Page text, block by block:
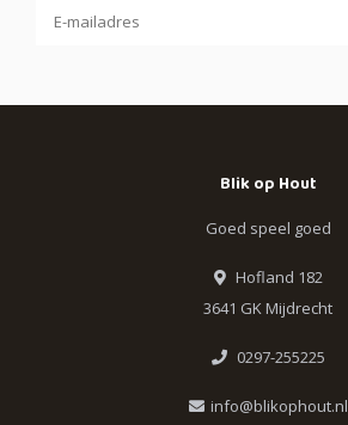
Blik op Hout
Goed speel goed
Hofland 182
3641 GK Mijdrecht
0297-255225
info@blikophout.nl